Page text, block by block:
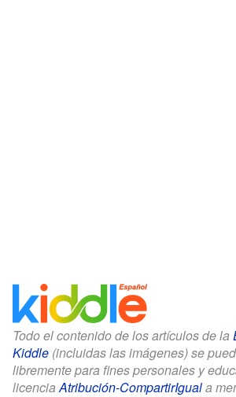
Todo el contenido de los artículos de la
Kiddle (incluidas las imágenes) se
libremente para fines personales y
licenciaAtribución-CompartirIguala